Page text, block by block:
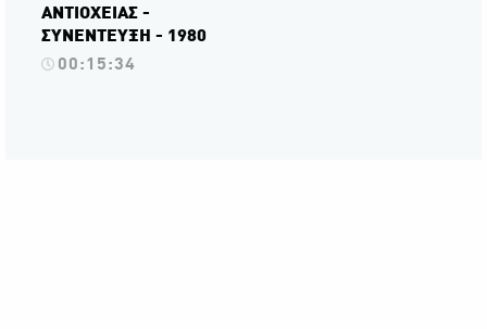
ΑΝΤΙΟΧΕΙΑΣ -
ΣΥΝΕΝΤΕΥΞΗ - 1980
00:15:34